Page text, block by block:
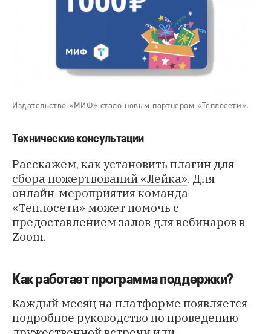
Издательство «МИФ» стало новым партнером «Теплосети».
Технические консультации
Расскажем, как установить плагин для
сбора пожертвований «Лейка». Для
онлайн-мероприятия команда
«Теплосети» может помочь с
предоставлением залов для вебинаров в
Zoom.
Как работает программа поддержки?
Каждый месяц на платформе появляется
подробное руководство по проведению